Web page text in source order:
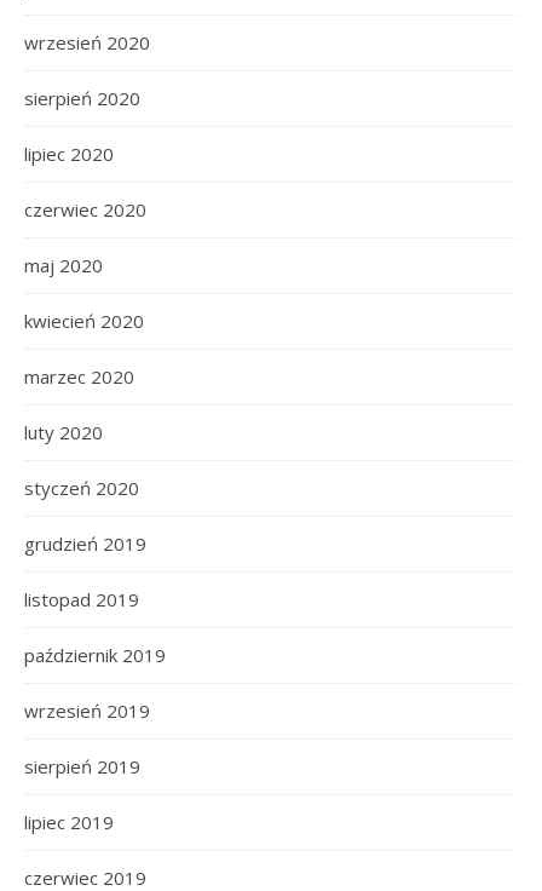
wrzesień 2020
sierpień 2020
lipiec 2020
czerwiec 2020
maj 2020
kwiecień 2020
marzec 2020
luty 2020
styczeń 2020
grudzień 2019
listopad 2019
październik 2019
wrzesień 2019
sierpień 2019
lipiec 2019
czerwiec 2019